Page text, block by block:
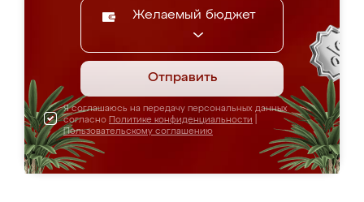
Желаемый бюджет
Отправить
Я соглашаюсь на передачу персональных данных
согласно Политике конфиденциальности
Пользовательскому соглашению